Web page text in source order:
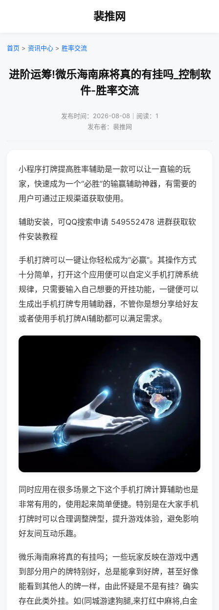
裴推网
首页 > 资讯中心 > 胜率交流
进阶运筹!微乐海南麻将真的有挂吗_控制软
件-胜率交流
发布时间：2026-08-08｜阅读：1
发布者：裴推网
小程序打牌提高胜率辅助是一款可以让一直输的玩
家，快速成为一个“必胜”的输赢辅助神器，有需要的
用户可通过正规渠道获取使用。
辅助安装，可QQ搜索申请 549552478 进群获取软
件安装教程
手机打牌可以一键让你轻松成为“必赢”。其操作方式
十分简单，打开这个应用便可以自定义手机打牌系统
规律，只需要输入自己想要的开挂功能，一键便可以
生成出手机打牌专用辅助器，不管你是想分享给好友
或者使用手机打牌AI辅助都可以满足需求。
同时应用在很多场景之下这个手机打牌计算辅助也是
非常有用的，使用起来简单便捷。特别是在大家手机
打牌时可以合理调整牌型，提升游戏体验，避免影响
好友间互动乐趣。
微乐海南麻将真的有挂吗；一些玩家反映在游戏中遇
到部分用户的牌特别好，总是能拿到好牌，甚至好像
能看到其他人的牌一样，由此怀疑是不是有挂？确实
存在此类外挂。如(同城游逮狗腿,来打红中麻将,白金